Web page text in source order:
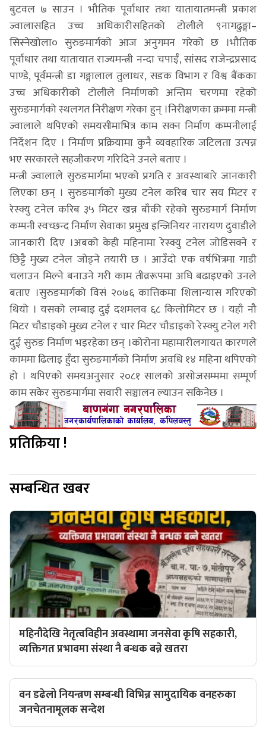
बुटवल ७ साउन । भौतिक पूर्वाधार तथा यातायातमन्त्री प्रकाश
ज्वालासहित उच्च अधिकारीसहितको टोलीले ९नागढुङ्गा–
सिस्नेखोला० सुरुङमार्गको आज अनुगमन गरेको छ ।भौतिक
पूर्वाधार तथा यातायात राज्यमन्त्री नन्दा चपाईँ, सांसद राजेन्द्रप्रसाद
पाण्डे, पूर्वमन्त्री डा गङ्गालाल तुलाधर, सडक विभाग र विश्व बैंकका
उच्च अधिकारीको टोलीले निर्माणको अन्तिम चरणमा रहेको
सुरुङमार्गको स्थलगत निरीक्षण गरेका हुन् ।निरीक्षणका क्रममा मन्त्री
ज्वालाले थपिएको समयसीमाभित्र काम सक्न निर्माण कम्पनीलाई
निर्देशन दिए । निर्माण प्रक्रियामा कुनै व्यवहारिक जटिलता उत्पन्न
भए सरकारले सहजीकरण गरिदिने उनले बताए ।
मन्त्री ज्वालाले सुरुङमार्गमा भएको प्रगति र अवस्थाबारे जानकारी
लिएका छन् । सुरुङमार्गको मुख्य टनेल करिब चार सय मिटर र
रेस्क्यु टनेल करिब ३५ मिटर खन्न बाँकी रहेको सुरुङमार्ग निर्माण
कम्पनी स्वच्छन्द निर्माण सेवाका प्रमुख इन्जिनियर नारायण दुवाडीले
जानकारी दिए ।अबको केही महिनामा रेस्क्यु टनेल जोडिसक्ने र
छिट्टै मुख्य टनेल जोड्ने तयारी छ । आउँदो एक वर्षभित्रमा गाडी
चलाउन मिल्ने बनाउने गरी काम तीव्ररूपमा अघि बढाइएको उनले
बताए ।सुरुङमार्गको विसं २०७६ कात्तिकमा शिलान्यास गरिएको
थियो । यसको लम्बाइ दुई दशमलव ६८ किलोमिटर छ । यहाँ नौ
मिटर चौडाइको मुख्य टनेल र चार मिटर चौडाइको रेस्क्यु टनेल गरी
दुई सुरुङ निर्माण भइरहेका छन् ।कोरोना महामारीलगायत कारणले
काममा ढिलाइ हुँदा सुरुङमार्गको निर्माण अवधि १४ महिना थपिएको
हो । थपिएको समयअनुसार २०८१ सालको असोजसम्ममा सम्पूर्ण
काम सकेर सुरुङमार्गमा सवारी सञ्चालन ल्याउन सकिनेछ ।
प्रतिक्रिया !
सम्बन्धित खबर
महिनौदेखि नेतृत्वविहीन अवस्थामा जनसेवा कृषि सहकारी,
व्यक्तिगत प्रभावमा संस्था नै बन्धक बन्ने खतरा
वन डढेलो नियन्त्रण सम्बन्धी विभिन्न सामुदायिक वनहरुका
जनचेतनामूलक सन्देश